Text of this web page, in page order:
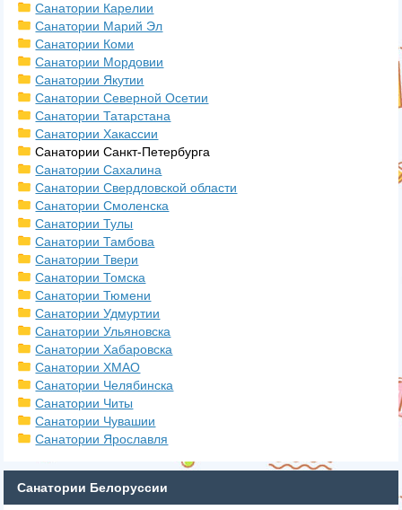
Санатории Карелии
Санатории Марий Эл
Санатории Коми
Санатории Мордовии
Санатории Якутии
Санатории Северной Осетии
Санатории Татарстана
Санатории Хакассии
Санатории Санкт-Петербурга
Санатории Сахалина
Санатории Свердловской области
Санатории Смоленска
Санатории Тулы
Санатории Тамбова
Санатории Твери
Санатории Томска
Санатории Тюмени
Санатории Удмуртии
Санатории Ульяновска
Санатории Хабаровска
Санатории ХМАО
Санатории Челябинска
Санатории Читы
Санатории Чувашии
Санатории Ярославля
Санатории Белоруссии